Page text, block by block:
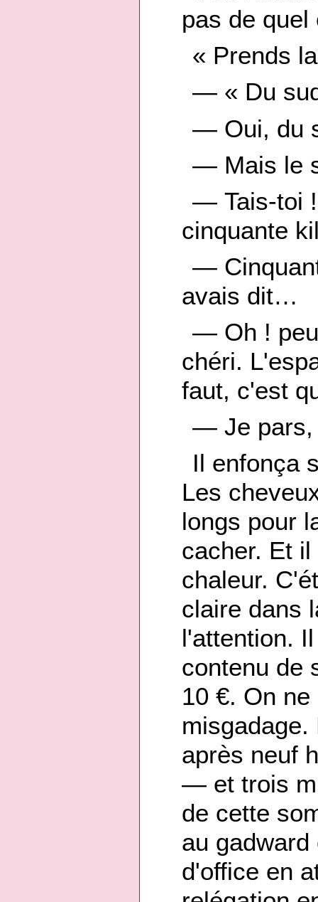
pas de
« Prends
— « Du
— Oui, du
— Mais le
— Tais-toi
cinquante
—
avais dit…
— Oh !
chéri.
faut, c'est
— Je pars,
Il enfonça
Les
longs pour
cacher. Et
chaleur.
claire dans
l'attention.
contenu de
10 €. On
après neuf
— et trois
de cette
au
d'office en